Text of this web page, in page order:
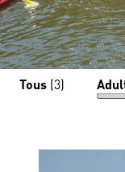
Tous (3)